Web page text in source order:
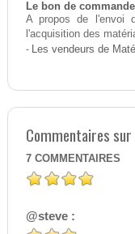
Le bon de
A propos de l'envoi
l'acquisition des
- Les vendeurs de
Commentaires
7 COMMENTAIRES
@steve :